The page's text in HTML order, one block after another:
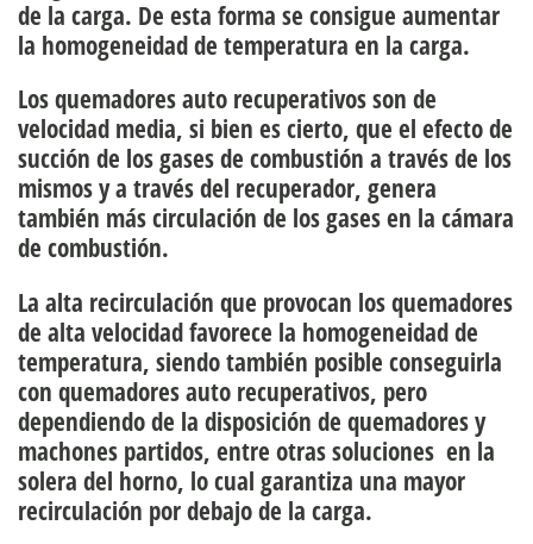
de la carga. De esta forma se consigue aumentar
la homogeneidad de temperatura en la carga.
Los quemadores auto recuperativos son de
velocidad media, si bien es cierto, que el efecto de
succión de los gases de combustión a través de los
mismos y a través del recuperador, genera
también más circulación de los gases en la cámara
de combustión.
La alta recirculación que provocan los quemadores
de alta velocidad favorece la homogeneidad de
temperatura, siendo también posible conseguirla
con quemadores auto recuperativos, pero
dependiendo de la disposición de quemadores y
machones partidos, entre otras soluciones en la
solera del horno, lo cual garantiza una mayor
recirculación por debajo de la carga.